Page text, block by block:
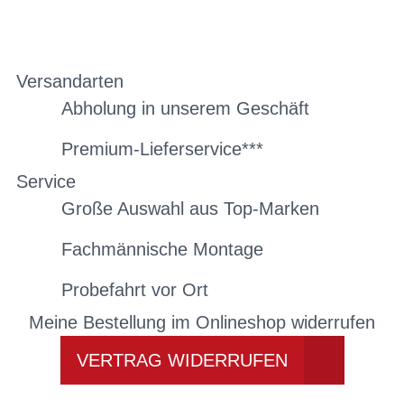
Versandarten
Abholung in unserem Geschäft
Premium-Lieferservice***
Service
Große Auswahl aus Top-Marken
Fachmännische Montage
Probefahrt vor Ort
Meine Bestellung im Onlineshop widerrufen
VERTRAG WIDERRUFEN